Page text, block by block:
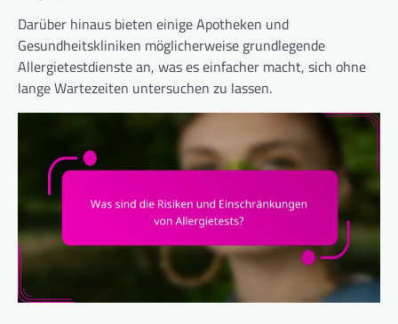
Darüber hinaus bieten einige Apotheken und
Gesundheitskliniken möglicherweise grundlegende
Allergietestdienste an, was es einfacher macht, sich ohne
lange Wartezeiten untersuchen zu lassen.